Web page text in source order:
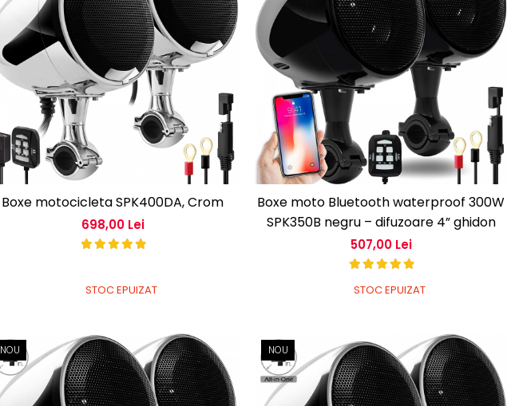
Boxe motocicleta SPK400DA, Crom
698,00 Lei
STOC EPUIZAT
Boxe moto Bluetooth waterproof 300W
SPK350B negru – difuzoare 4” ghidon
507,00 Lei
STOC EPUIZAT
NOU NOU